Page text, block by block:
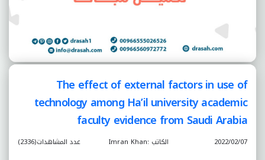
The effect of external factors in use of
technology among Ha’il university academic
faculty evidence from Saudi Arabia
2022/02/07 عدد المشاهدات(2336) الكاتب :Imran Khan